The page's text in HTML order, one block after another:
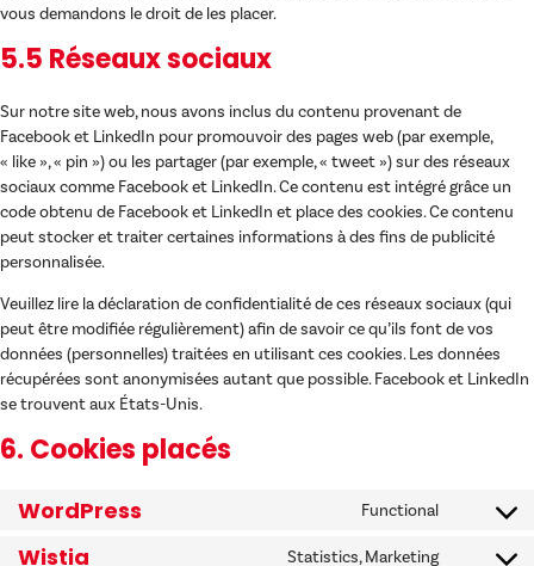
vous demandons le droit de les placer.
5.5 Réseaux sociaux
Sur notre site web, nous avons inclus du contenu provenant de
Facebook et LinkedIn pour promouvoir des pages web (par exemple,
« like », « pin ») ou les partager (par exemple, « tweet ») sur des réseaux
sociaux comme Facebook et LinkedIn. Ce contenu est intégré grâce un
code obtenu de Facebook et LinkedIn et place des cookies. Ce contenu
peut stocker et traiter certaines informations à des fins de publicité
personnalisée.
Veuillez lire la déclaration de confidentialité de ces réseaux sociaux (qui
peut être modifiée régulièrement) afin de savoir ce qu’ils font de vos
données (personnelles) traitées en utilisant ces cookies. Les données
récupérées sont anonymisées autant que possible. Facebook et LinkedIn
se trouvent aux États-Unis.
6. Cookies placés
WordPress Functional
Wistia Statistics, Marketing